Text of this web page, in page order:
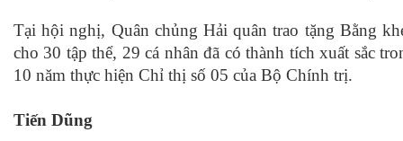
Tại hội nghị, Quân chủng Hải quân trao tặng Bằng
cho 30 tập thể, 29 cá nhân đã có thành tích xuất sắc
10 năm thực hiện Chỉ thị số 05 của Bộ Chính trị.
Tiến Dũng